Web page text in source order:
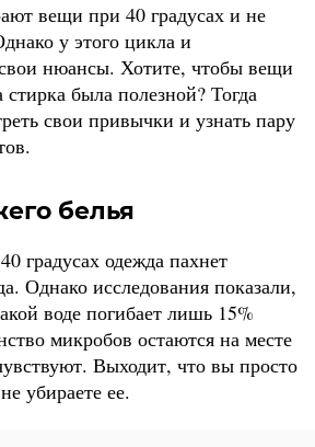
вещи при 40 градусах и не
у этого цикла и
нюансы. Хотите, чтобы вещи
была полезной? Тогда
свои привычки и узнать пару
белья
градусах одежда пахнет
Однако исследования показали,
воде погибает лишь 15%
микробов остаются на месте
Выходит, что вы просто
убираете ее.